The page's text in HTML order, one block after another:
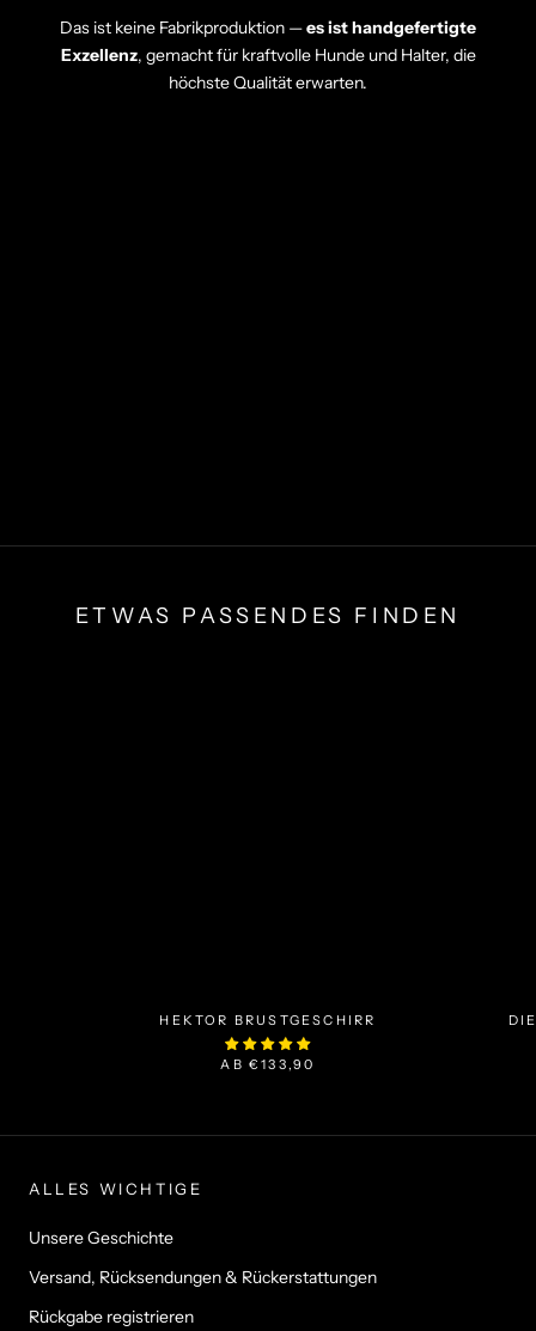
Das ist keine Fabrikproduktion —es ist handgefertigte
Exzellenz, gemacht für kraftvolle Hunde und Halter, die
höchste Qualität erwarten.
ETWAS PASSENDES FINDEN
HEKTOR BRUSTGESCHIRR
AB€133,90
ALLES WICHTIGE
Unsere Geschichte
Versand, Rücksendungen & Rückerstattungen
Rückgabe registrieren